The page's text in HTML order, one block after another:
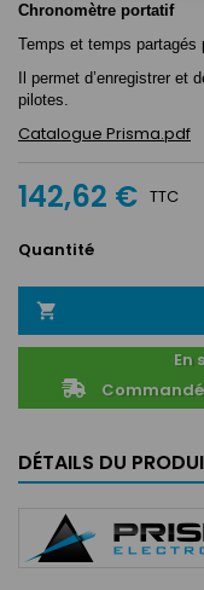
Chronomètre portatif
Temps et temps partagés
Il permet d’enregistrer et
pilotes.
Catalogue Prisma.pdf
142,62 € TTC
Quantité

En
DÉTAILS DU